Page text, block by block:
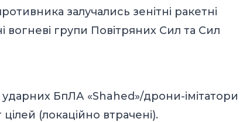
залучались зенітні ракетні
вогневі групи Повітряних Сил та Сил
БпЛА «Shahed»/дрони-імітатори
(локаційно втрачені).